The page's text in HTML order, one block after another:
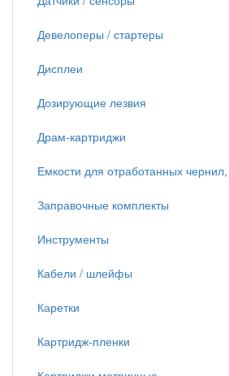
Девелоперы / стартеры
Дисплеи
Дозирующие лезвия
Драм-картриджи
Емкости для отработанных чернил,
Заправочные комплекты
Инструменты
Кабели / шлейфы
Каретки
Картридж-пленки